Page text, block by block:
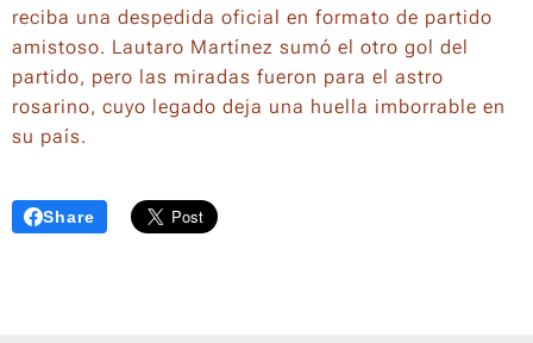
reciba una despedida oficial en formato de partido
amistoso. Lautaro Martínez sumó el otro gol del
partido, pero las miradas fueron para el astro
rosarino, cuyo legado deja una huella imborrable en
su país.
Share